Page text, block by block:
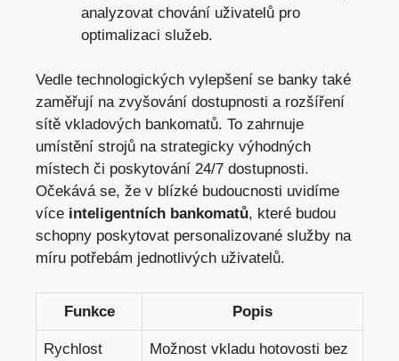
analyzovat chování uživatelů pro
optimalizaci služeb.
Vedle technologických vylepšení se banky také
zaměřují na zvyšování dostupnosti a rozšíření
sítě vkladových bankomatů. To zahrnuje
umístění strojů na strategicky výhodných
místech či poskytování 24/7 dostupnosti.
Očekává se, že v blízké budoucnosti uvidíme
více inteligentních bankomatů, které budou
schopny poskytovat personalizované služby na
míru potřebám jednotlivých uživatelů.
Funkce Popis
Rychlost
Možnost vkladu hotovosti bez